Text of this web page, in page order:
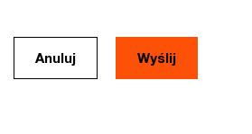
Anuluj